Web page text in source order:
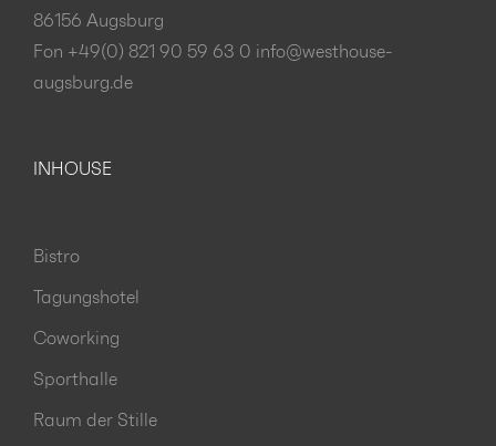
86156 Augsburg
Fon +49(0) 821 90 59 63 0 info@westhouse-
augsburg.de
INHOUSE
Bistro
Tagungshotel
Coworking
Sporthalle
Raum der Stille